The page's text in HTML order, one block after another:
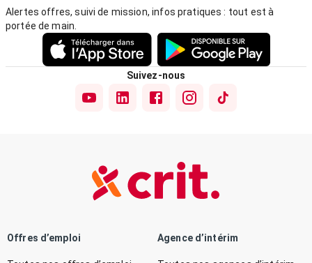
Alertes offres, suivi de mission, infos pratiques : tout est à
portée de main.
Suivez-nous
Offres d’emploi Agence d’intérim